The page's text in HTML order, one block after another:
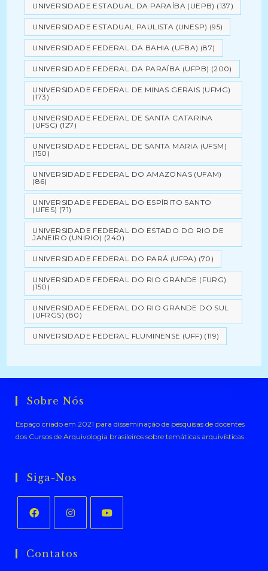
UNIVERSIDADE ESTADUAL DA PARAÍBA (UEPB) (137)
UNIVERSIDADE ESTADUAL PAULISTA (UNESP) (95)
UNIVERSIDADE FEDERAL DA BAHIA (UFBA) (87)
UNIVERSIDADE FEDERAL DA PARAÍBA (UFPB) (200)
UNIVERSIDADE FEDERAL DE MINAS GERAIS (UFMG)
(173)
UNIVERSIDADE FEDERAL DE SANTA CATARINA
(UFSC) (127)
UNIVERSIDADE FEDERAL DE SANTA MARIA (UFSM)
(150)
UNIVERSIDADE FEDERAL DO AMAZONAS (UFAM)
(86)
UNIVERSIDADE FEDERAL DO ESPÍRITO SANTO
(UFES) (71)
UNIVERSIDADE FEDERAL DO ESTADO DO RIO DE
JANEIRO (UNIRIO) (240)
UNIVERSIDADE FEDERAL DO PARÁ (UFPA) (70)
UNIVERSIDADE FEDERAL DO RIO GRANDE (FURG)
(150)
UNIVERSIDADE FEDERAL DO RIO GRANDE DO SUL
(UFRGS) (80)
UNIVERSIDADE FEDERAL FLUMINENSE (UFF) (119)
Sobre Nós
Espaço criado em 2021 para disseminação de pesquisas de docentes
dos Cursos de Arquivologia brasileiros sobre temáticas arquivísticas .
Siga-Nos
em
em
Contatos